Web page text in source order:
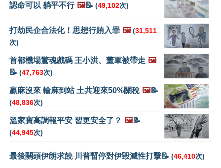
認命可以 躺平不行 🖼️📝 (49,102次)
打劫民企合法化！思想行賄入罪 🖼️ (31,511
次)
首都機場驚魂戲碼 王小洪、董軍被帶走 🖼️
📝 (47,763次)
贏麻沒來 輸麻到站 土共迎來50%關稅 🖼️📝
(48,836次)
溫家寶高調報平安 習更安全了？ 🖼️📝
(44,945次)
最後關頭伊朗求饒 川普暫停對伊毀滅性打擊📝 (46,410次)